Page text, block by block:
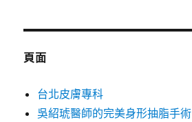
頁面
台北皮膚專科
吳紹琥醫師的完美身形抽脂手術